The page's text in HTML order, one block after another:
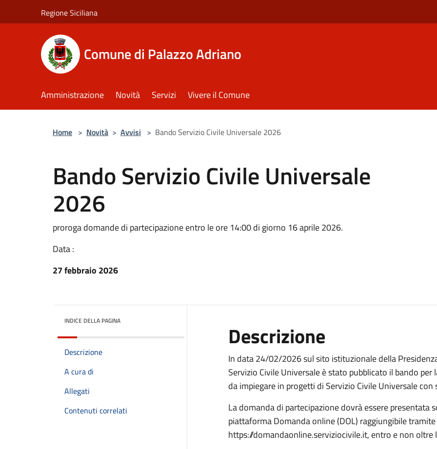
Regione Siciliana
Comune di Palazzo Adriano
Amministrazione Novità Servizi Vivere il Comune
Home > Novità > Avvisi > Bando Servizio Civile Universale 2026
Bando Servizio Civile Universale
2026
proroga domande di partecipazione entro le ore 14:00 di giorno 16 aprile 2026.
Data :
27 febbraio 2026
INDICE DELLA PAGINA
Descrizione
A cura di
Allegati
Contenuti correlati
Descrizione
In data 24/02/2026 sul sito istituzionale della
Servizio Civile Universale è stato pubblicato il bando
da impiegare in progetti di Servizio Civile Universale
La domanda di partecipazione dovrà essere presentata
piattaforma Domanda online (DOL) raggiungibile
https://domandaonline.serviziocivile.it, entro e non oltre